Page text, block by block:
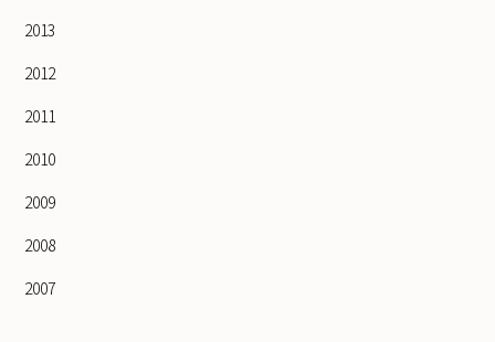
2013
2012
2011
2010
2009
2008
2007